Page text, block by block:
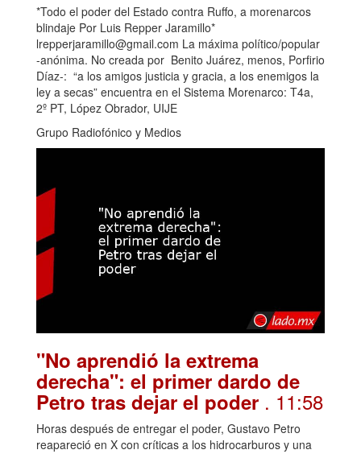
*Todo el poder del Estado contra Ruffo, a morenarcos
blindaje Por Luis Repper Jaramillo*
lrepperjaramillo@gmail.com La máxima político/popular
-anónima. No creada por Benito Juárez, menos, Porfirio
Díaz-: “a los amigos justicia y gracia, a los enemigos la
ley a secas” encuentra en el Sistema Morenarco: T4a,
2º PT, López Obrador, UIJE
Grupo Radiofónico y Medios
"No aprendió la extrema
derecha": el primer dardo de
Petro tras dejar el poder . 11:58
Horas después de entregar el poder, Gustavo Petro
reapareció en X con críticas a los hidrocarburos y una